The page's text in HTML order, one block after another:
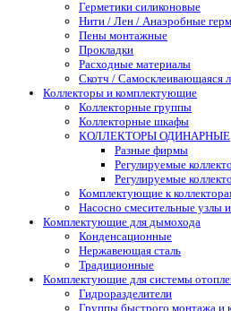
Герметики силиконовые
Нити / Лен / Анаэробные
Пены монтажные
Прокладки
Расходные материалы
Скотч / Самосклеивающаяся
Коллекторы и комплектующие
Коллекторные группы
Коллекторные шкафы
КОЛЛЕКТОРЫ ОДИНАРНЫЕ
Разные фирмы
Регулируемые
Регулируемые
Комплектующие к
Насосно смесительные узлы
Комплектующие для дымохода
Конденсационные
Нержавеющая сталь
Традиционные
Комплектующие для системы
Гидроразделители
Группы быстрого монтажа и